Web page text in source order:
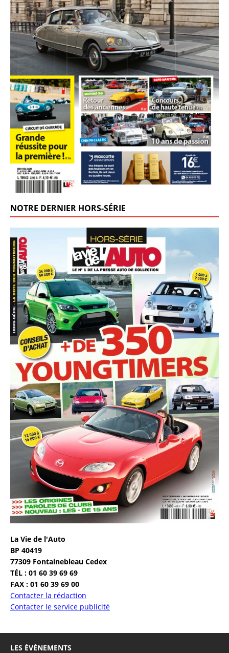
NOTRE DERNIER HORS-SÉRIE
La Vie de l'Auto
BP 40419
77309 Fontainebleau Cedex
TÉL : 01 60 39 69 69
FAX : 01 60 39 69 00
Contacter la rédaction
Contacter le service publicité
LES ÉVÉNEMENTS